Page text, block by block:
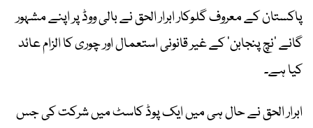
پاکستان کے معروف گلوکار ابرار الحق نے بالی ووڈ پر اپنے مشہور
گانے ’نچ پنجابن‘ کے غیر قانونی استعمال اور چوری کا الزام عائد
کیا ہے۔
ابرار الحق نے حال ہی میں ایک پوڈ کاسٹ میں شرکت کی جس